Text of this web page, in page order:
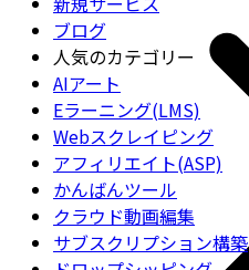
ブログ
人気のカテゴリー
AIアート
Eラーニング(LMS)
Webスクレイピング
アフィリエイト(ASP)
かんばんツール
クラウド動画編集
サブスクリプション構築